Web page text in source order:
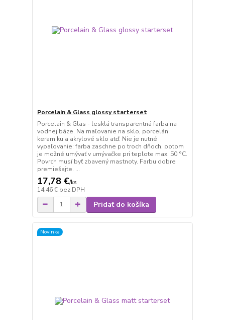
Porcelain & Glass glossy starterset
Porcelain & Glas - lesklá transparentná farba na
vodnej báze. Na maľovanie na sklo, porcelán,
keramiku a akrylové sklo atď. Nie je nutné
vypaľovanie: farba zaschne po troch dňoch, potom
je možné umývať v umývačke pri teplote max. 50 °C.
Povrch musí byť zbavený mastnoty. Farbu dobre
premiešajte. ...
17,78 €/ks
14,46 € bez DPH
Pridať do košíka
Novinka